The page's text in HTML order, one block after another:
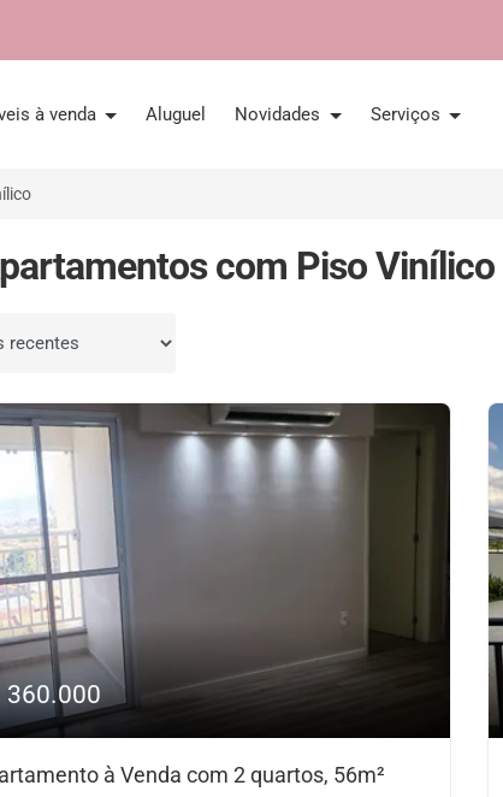
à venda Aluguel Novidades Serviços
com Piso Vinílico
por
360.000
à Venda com 2 quartos, 56m²